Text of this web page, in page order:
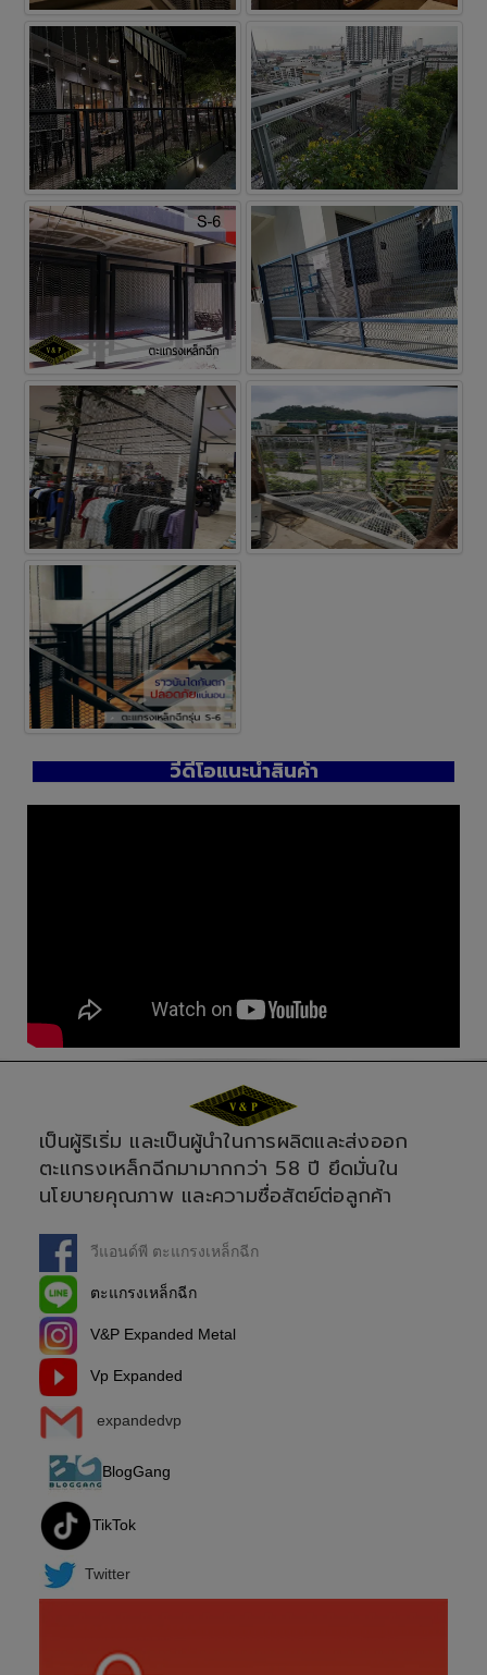
วีดีโอแนะนำสินค้า
เป็นผู้ริเริ่ม และเป็นผู้นำในการผลิตและส่งออก
ตะแกรงเหล็กฉีกมามากกว่า 58 ปี ยึดมั่นใน
นโยบายคุณภาพ และความซื่อสัตย์ต่อลูกค้า
วีแอนด์พี ตะแกรงเหล็กฉีก
ตะแกรงเหล็กฉีก
V&P Expanded Metal
Vp Expanded
expandedvp
BlogGang
TikTok
Twitter